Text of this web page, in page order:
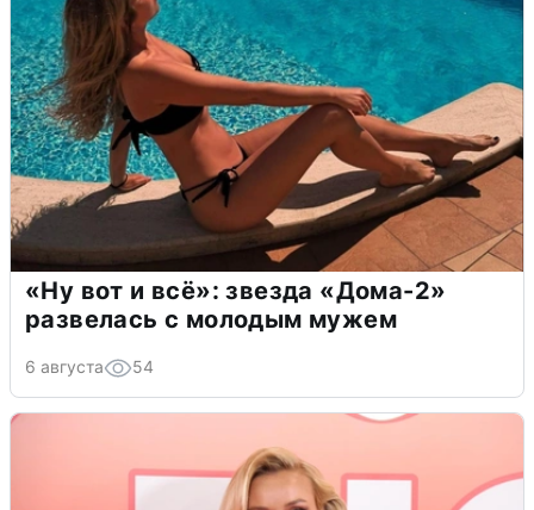
«Ну вот и всё»: звезда «Дома-2»
развелась с молодым мужем
6 августа 54